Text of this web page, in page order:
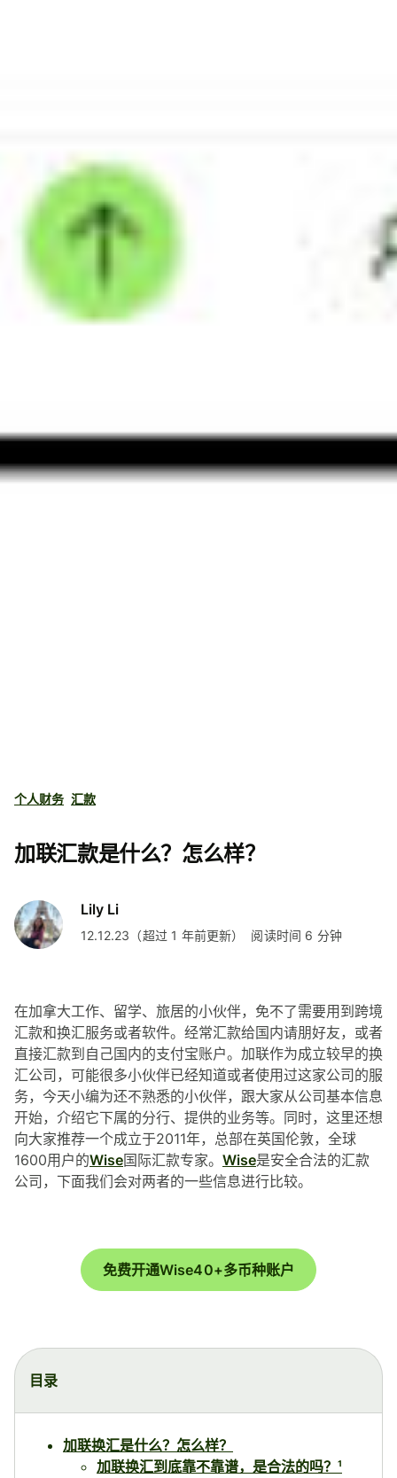
个人财务 汇款
加联汇款是什么？怎么样？
Lily Li
12.12.23（超过 1 年前更新） 阅读时间 6 分钟
在加拿大工作、留学、旅居的小伙伴，免不了需要用到跨境
汇款和换汇服务或者软件。经常汇款给国内请朋好友，或者
直接汇款到自己国内的支付宝账户。加联作为成立较早的换
汇公司，可能很多小伙伴已经知道或者使用过这家公司的服
务，今天小编为还不熟悉的小伙伴，跟大家从公司基本信息
开始，介绍它下属的分行、提供的业务等。同时，这里还想
向大家推荐一个成立于2011年，总部在英国伦敦，全球
1600用户的Wise国际汇款专家。 Wise是安全合法的汇款
公司，下面我们会对两者的一些信息进行比较。
免费开通Wise40+多币种账户
目录
加联换汇是什么？怎么样？
加联换汇到底靠不靠谱，是合法的吗？¹